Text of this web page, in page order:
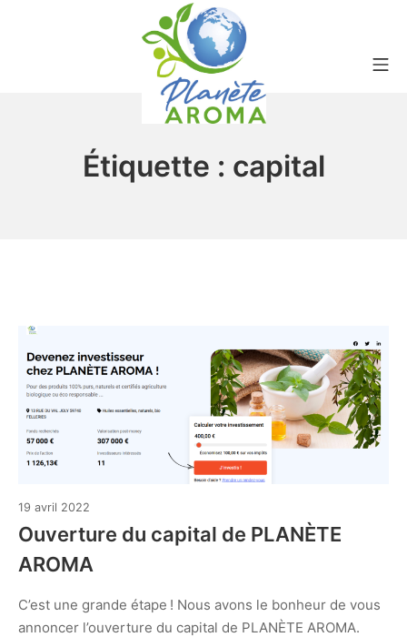
Étiquette : capital
19 avril 2022
2022
Ouverture du capital de PLANÈTE
AROMA
C’est une grande étape ! Nous avons le bonheur de vous
annoncer l’ouverture du capital de PLANÈTE AROMA.